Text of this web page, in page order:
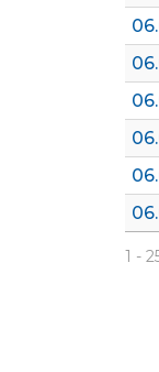
1 -